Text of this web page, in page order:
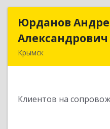
Юрданов
Александрович
Крымск
Клиентов на